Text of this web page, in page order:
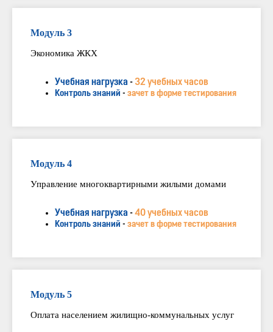
Модуль 3
Экономика ЖКХ
Учебная нагрузка -32 учебных часов
Контроль знаний - зачет в форме тестирования
Модуль 4
Управление многоквартирными жилыми домами
Учебная нагрузка -40 учебных часов
Контроль знаний - зачет в форме тестирования
Модуль 5
Оплата населением жилищно-коммунальных услуг